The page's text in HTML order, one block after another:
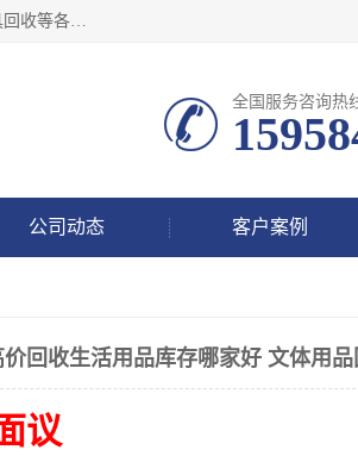
义乌永峰贸易商行长期从事:义乌库存回收、库存五金工具回收、库存杯子回收、尾货处理、尾货回收、库存毛绒玩具回收等各类产品库存回收，我们一直秉承：“，专业收购，价格从优，互惠互利，现金交易，价格公道”七大原则。欢迎有库存处理的老板来电洽谈!
全国服务咨询热
公司动态 客户案例
回收生活用品库存哪家好 文体用
议